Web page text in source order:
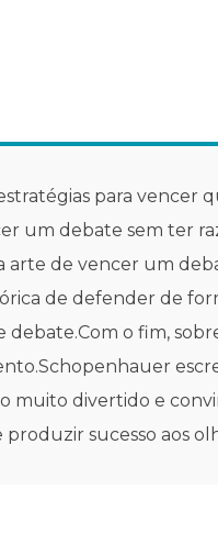
para
um debate sem ter
arte de vencer um
de defender de
debate.Com o fim,
muito divertido e
sucesso aos